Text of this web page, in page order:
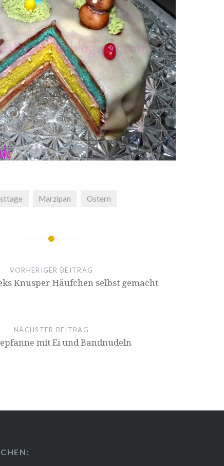
Marzipan Ostern
VORHERIGER BEITRAG
Knusper Häufchen selbst gemacht
NÄCHSTER BEITRAG
mit Ei und Bandnudeln